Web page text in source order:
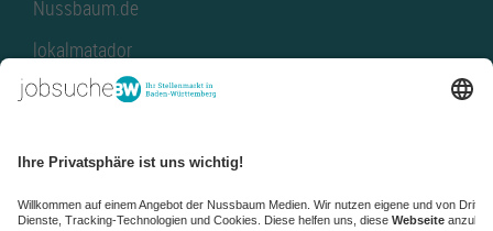
Nussbaum.de
lokalmatador
kaufinBW
NussbaumID
Nussbaum Medien